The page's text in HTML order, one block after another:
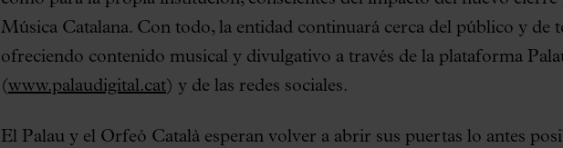
Música Catalana. Con todo, la entidad continuará cerca del público y de
ofreciendo contenido musical y divulgativo a través de la plataforma
(www.palaudigital.cat) y de las redes sociales.
El Palau y el Orfeó Català esperan volver a abrir sus puertas lo antes